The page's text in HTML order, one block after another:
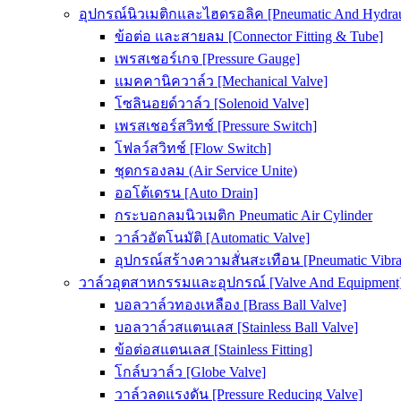
อุปกรณ์นิวเมติกและไฮดรอลิค [Pneumatic And
ข้อต่อ และสายลม [Connector Fitting & Tube]
เพรสเชอร์เกจ [Pressure Gauge]
แมคคานิควาล์ว [Mechanical Valve]
โซลินอยด์วาล์ว [Solenoid Valve]
เพรสเชอร์สวิทช์ [Pressure Switch]
โฟลว์สวิทช์ [Flow Switch]
ชุดกรองลม (Air Service Unite)
ออโต้เดรน [Auto Drain]
กระบอกลมนิวเมติก Pneumatic Air Cylinder
วาล์วอัตโนมัติ [Automatic Valve]
อุปกรณ์สร้างความสั่นสะเทือน [Pneumatic
วาล์วอุตสาหกรรมและอุปกรณ์ [Valve And
บอลวาล์วทองเหลือง [Brass Ball Valve]
บอลวาล์วสแตนเลส [Stainless Ball Valve]
ข้อต่อสแตนเลส [Stainless Fitting]
โกล์บวาล์ว [Globe Valve]
วาล์วลดแรงดัน [Pressure Reducing Valve]